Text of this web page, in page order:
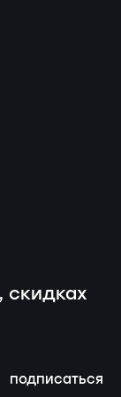
скидках
подписаться